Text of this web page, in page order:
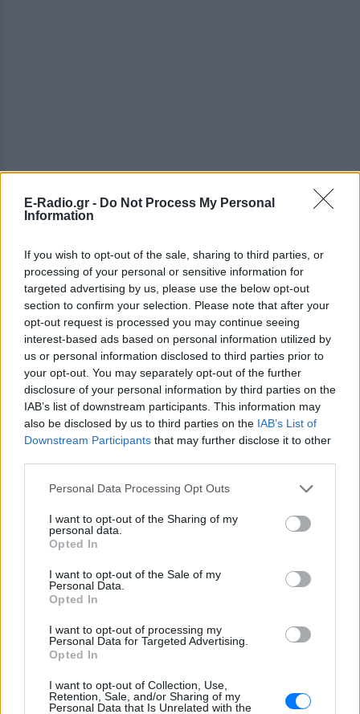
E-Radio.gr - Do Not Process My Personal
Information
If you wish to opt-out of the sale, sharing to third parties, or
processing of your personal or sensitive information for
targeted advertising by us, please use the below opt-out
section to confirm your selection. Please note that after your
opt-out request is processed you may continue seeing
interest-based ads based on personal information utilized by
us or personal information disclosed to third parties prior to
your opt-out. You may separately opt-out of the further
disclosure of your personal information by third parties on the
IAB’s list of downstream participants. This information may
also be disclosed by us to third parties on the IAB’s List of
Downstream Participants that may further disclose it to other
Personal Data Processing Opt Outs
I want to opt-out of the Sharing of my
personal data.
Opted In
I want to opt-out of the Sale of my
Personal Data.
Opted In
I want to opt-out of processing my
Personal Data for Targeted Advertising.
Opted In
I want to opt-out of Collection, Use,
Retention, Sale, and/or Sharing of my
Personal Data that Is Unrelated with the
ΔΙΑΦΗΜΙΣΗ